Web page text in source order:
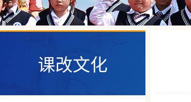
课改文化